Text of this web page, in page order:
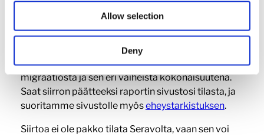
Allow selection
Deny
Jos et ole varma, miten päästä siirrossa alkuun tai
siirto syystä tai toisesta arveluttaa, on hyvä kääntyä
asiantuntijan puoleen! Tilaamalla sivustollesi siirron
Seravolta huolehtii WordPress-asiantuntija
migraatiosta ja sen eri vaiheista kokonaisuutena.
Saat siirron päätteeksi raportin sivustosi tilasta, ja
suoritamme sivustolle myöseheystarkistuksen.
Siirtoa ei ole pakko tilata Seravolta, vaan sen voi